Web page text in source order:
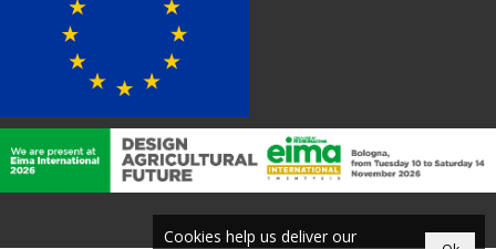
Cookies help us deliver our